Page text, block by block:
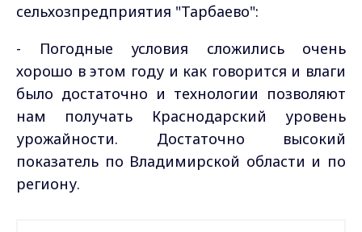
сельхозпредприятия "Тарбаево":
- Погодные условия сложились очень
хорошо в этом году и как говорится и влаги
было достаточно и технологии позволяют
нам получать Краснодарский уровень
урожайности. Достаточно высокий
показатель по Владимирской области и по
региону.